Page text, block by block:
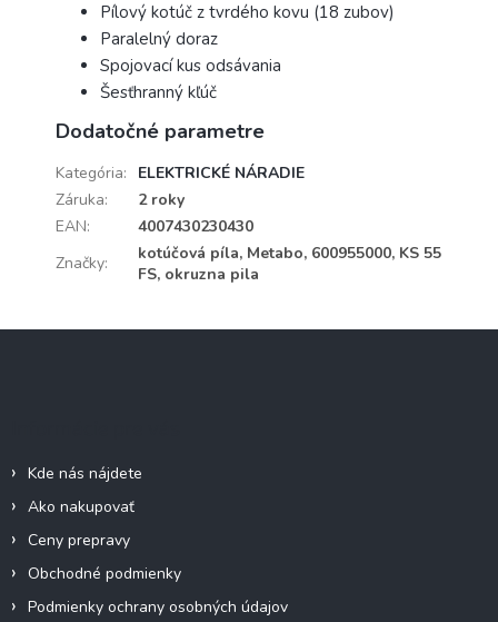
Pílový kotúč z tvrdého kovu (18 zubov)
Paralelný doraz
Spojovací kus odsávania
Šesťhranný kľúč
Dodatočné parametre
Kategória:
ELEKTRICKÉ NÁRADIE
Záruka:
2 roky
EAN:
4007430230430
Značky:
kotúčová píla, Metabo, 600955000, KS 55
FS, okruzna pila
Kde nás nájdete
Ako nakupovať
Ceny prepravy
Obchodné podmienky
Podmienky ochrany osobných údajov